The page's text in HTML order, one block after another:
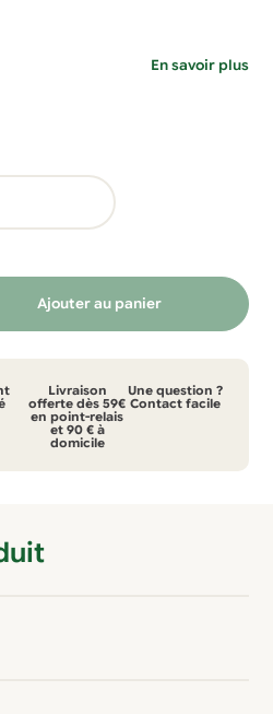
En savoir plus
Ajouter au panier
Livraison
offerte dès 59€
en point-relais
et 90 € à
domicile
Une question ?
Contact facile